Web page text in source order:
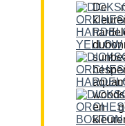
De
en